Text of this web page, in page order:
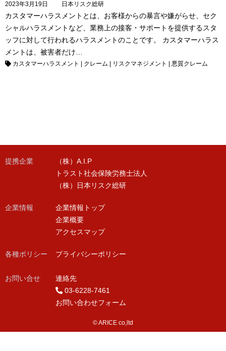
2023年3月19日 日本リスク総研
カスタマーハラスメントとは、お客様からの暴言や嫌がらせ、セク
シャルハラスメントなど、業務上の接客・サポートを提供するスタ
ッフに対して行われるハラスメントのことです。 カスタマーハラス
メントは、被害者だけ…
カスタマーハラスメント クレーム リスクマネジメント 悪質クレーム
提携企業
（株）A.I.P
トラスト社会保険労務士法人
（株）日本リスク総研
企業情報
企業情報トップ
企業概要
アクセスマップ
各種ポリシー
お問い合せ
プライバシーポリシー
連絡先
03-6228-7461
お問い合わせフォーム
© ARICE co,ltd